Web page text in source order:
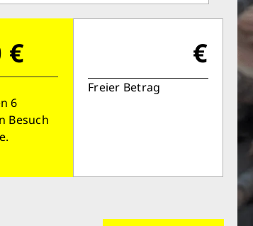
€
6
Besuch
€
Freier Betrag